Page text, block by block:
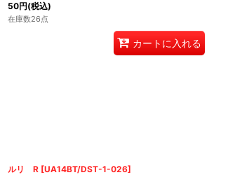
50円(税込)
在庫数26点
カートに入れる
ルリ R [UA14BT/DST-1-026]